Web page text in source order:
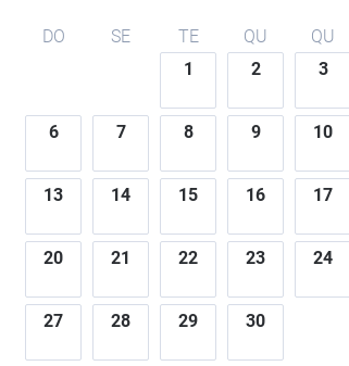
DO SE TE QU QU
1
2 3
6 7 8 9 10
13 14 15 16 17
20 21 22 23 24
27 28 29 30